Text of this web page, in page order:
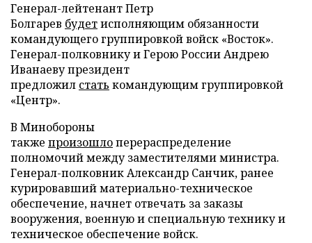
Генерал-лейтенант Петр
Болгарев будетисполняющим обязанности
командующего группировкой войск «Восток».
Генерал-полковнику и Герою России Андрею
Иванаеву президент
предложил стать командующим группировкой
«Центр».
В Минобороны
также произошлоперераспределение
полномочий между заместителями министра.
Генерал-полковник Александр Санчик, ранее
курировавший материально-техническое
обеспечение, начнет отвечать за заказы
вооружения, военную и специальную технику и
техническое обеспечение войск.